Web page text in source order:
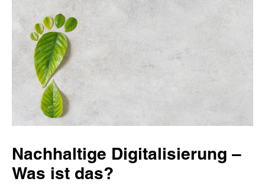
Nachhaltige Digitalisierung –
Was ist das?